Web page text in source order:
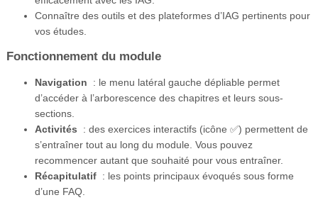
Connaître des outils et des plateformes d’IAG pertinents pour
vos études.
Fonctionnement du module
Navigation
: le menu latéral gauche dépliable permet
d’accéder à l’arborescence des chapitres et leurs sous-
sections.
Activités
: des exercices interactifs (icône ✅) permettent de
s’entraîner tout au long du module. Vous pouvez
recommencer autant que souhaité pour vous entraîner.
Récapitulatif : les points principaux évoqués sous forme
d’une FAQ.